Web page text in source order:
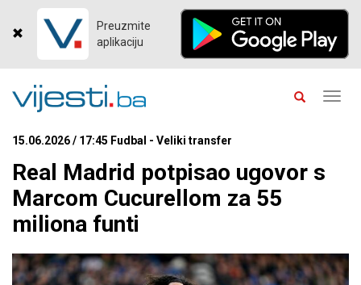
Preuzmite
aplikaciju
15.06.2026 / 17:45 Fudbal - Veliki transfer
Real Madrid potpisao ugovor s
Marcom Cucurellom za 55
miliona funti